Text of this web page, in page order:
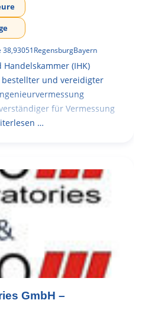
38,93051RegensburgBayern
(IHK)
und vereidigter
für Vermessung
…
GmbH –